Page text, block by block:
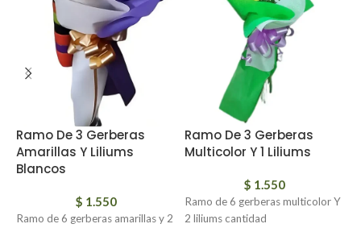
Ramo De 3 Gerberas
Amarillas Y Liliums
Blancos
$ 1.550
Ramo de 6 gerberas amarillas y 2
Ramo De 3 Gerberas
Multicolor Y 1 Liliums
$ 1.550
Ramo de 6 gerberas multicolor Y
2 liliums cantidad